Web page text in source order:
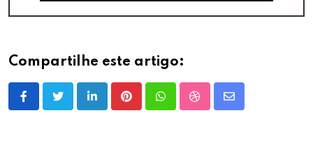
Compartilhe este artigo:
LinkedInPinterestWhatsappStumbleUpon
Share